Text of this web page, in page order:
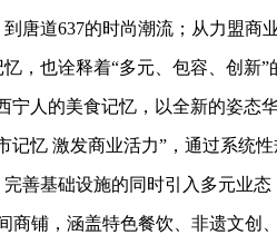
道637的时尚潮流；从力盟商
，也诠释着“多元、包容、创新
人的美食记忆，以全新的姿态华
忆 激发商业活力”，通过系统性
善基础设施的同时引入多元业
商铺，涵盖特色餐饮、非遗文创